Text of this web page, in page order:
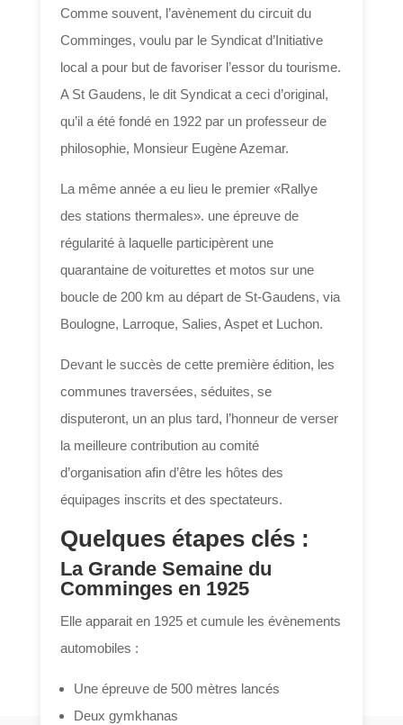
Comme souvent, l’avènement du circuit du
Comminges, voulu par le Syndicat d’Initiative
local a pour but de favoriser l’essor du tourisme.
A St Gaudens, le dit Syndicat a ceci d’original,
qu’il a été fondé en 1922 par un professeur de
philosophie, Monsieur Eugène Azemar.
La même année a eu lieu le premier «Rallye
des stations thermales». une épreuve de
régularité à laquelle participèrent une
quarantaine de voiturettes et motos sur une
boucle de 200 km au départ de St-Gaudens, via
Boulogne, Larroque, Salies, Aspet et Luchon.
Devant le succès de cette première édition, les
communes traversées, séduites, se
disputeront, un an plus tard, l’honneur de verser
la meilleure contribution au comité
d’organisation afin d’être les hôtes des
équipages inscrits et des spectateurs.
Quelques étapes clés :
La Grande Semaine du
Comminges en 1925
Elle apparait en 1925 et cumule les évènements
automobiles :
Une épreuve de 500 mètres lancés
Deux gymkhanas